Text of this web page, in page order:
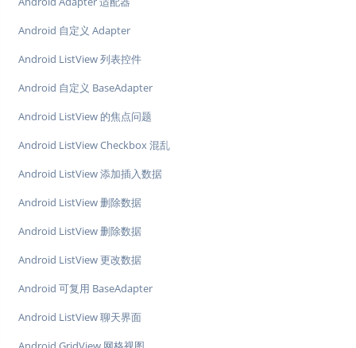
Android 自定义 Adapter
Android ListView 列表控件
Android 自定义 BaseAdapter
Android ListView 的焦点问题
Android ListView Checkbox 混乱
Android ListView 添加插入数据
Android ListView 删除数据
Android ListView 删除数据
Android ListView 更改数据
Android 可复用 BaseAdapter
Android ListView 聊天界面